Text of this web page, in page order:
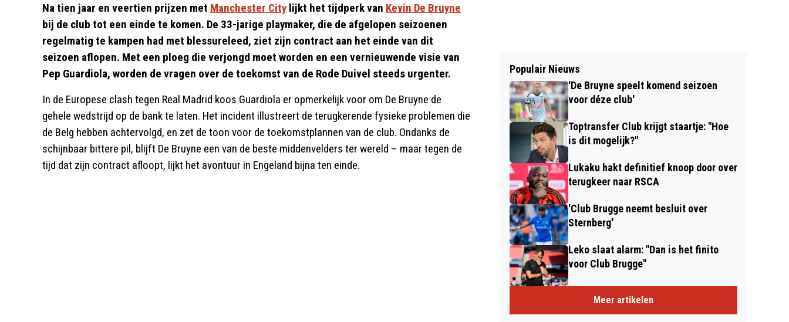
Na tien jaar en veertien prijzen met Manchester City lijkt het tijdperk van Kevin De Bruyne
bij de club tot een einde te komen. De 33-jarige playmaker, die de afgelopen seizoenen
regelmatig te kampen had met blessureleed, ziet zijn contract aan het einde van dit
seizoen aflopen. Met een ploeg die verjongd moet worden en een vernieuwende visie van
Pep Guardiola, worden de vragen over de toekomst van de Rode Duivel steeds urgenter.
In de Europese clash tegen Real Madrid koos Guardiola er opmerkelijk voor om De Bruyne de
gehele wedstrijd op de bank te laten. Het incident illustreert de terugkerende fysieke problemen die
de Belg hebben achtervolgd, en zet de toon voor de toekomstplannen van de club. Ondanks de
schijnbaar bittere pil, blijft De Bruyne een van de beste middenvelders ter wereld – maar tegen de
tijd dat zijn contract afloopt, lijkt het avontuur in Engeland bijna ten einde.
Populair Nieuws
'De Bruyne speelt komend seizoen
voor déze club'
Toptransfer Club krijgt staartje: "Hoe
is dit mogelijk?"
Lukaku hakt definitief knoop door over
terugkeer naar RSCA
'Club Brugge neemt besluit over
Sternberg'
Leko slaat alarm: "Dan is het finito
voor Club Brugge"
Meer artikelen